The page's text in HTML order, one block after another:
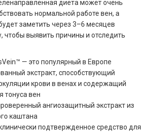
диета может очень
нормальной работе вен, а
заметить через 3–6 месяцев
чтобы выявить причины и отследить
— это популярный в Европе
экстракт, способствующий
крови в венах и содержащий
тонуса вен
ангиозащитный экстракт из
каштана
подтвержденное средство для